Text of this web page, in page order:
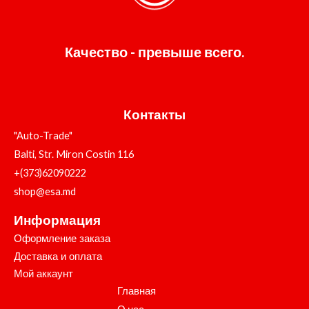
Качество - превыше всего.
Контакты
"Auto-Trade"
Balti, Str. Miron Costin 116
+(373)62090222
shop@esa.md
Информация
Оформление заказа
Доставка и оплата
Мой аккаунт
Главная